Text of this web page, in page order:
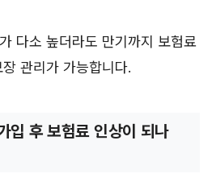
다소 높더라도 만기까지 보험료
관리가 가능합니다.
입 후 보험료 인상이 되나